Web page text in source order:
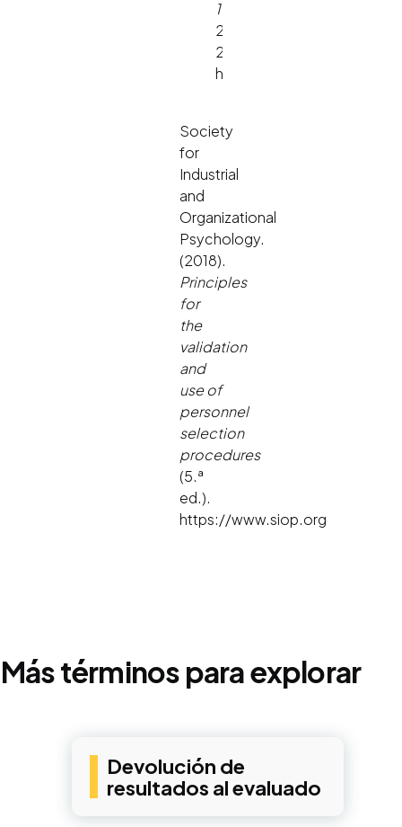
107
2040-
2068.
https://doi.org/10.1037/
Society
for
Industrial
and
Organizational
Psychology.
(2018).
Principles
for
the
validation
and
use of
personnel
selection
procedures
(5.ª
ed.).
https://www.siop.org
Más términos para explorar
Devolución de
resultados al evaluado